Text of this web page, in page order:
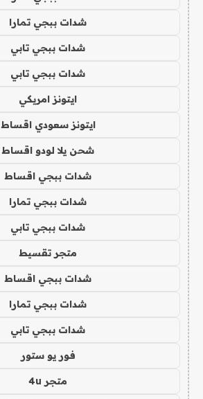
شدات ببجي تمارا
شدات ببجي تابي
شدات ببجي تابي
ايتونز امريكي
ايتونز سعودي اقساط
شحن يلا لودو اقساط
شدات ببجي اقساط
شدات ببجي تمارا
شدات ببجي تابي
متجر تقسيط
شدات ببجي اقساط
شدات ببجي تمارا
شدات ببجي تابي
فور يو ستور
متجر 4u